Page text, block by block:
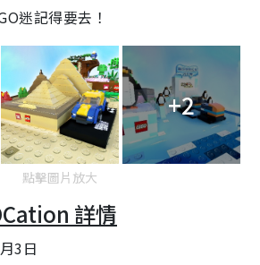
迷記得要去！
+2
點擊圖片放大
詳情
3日